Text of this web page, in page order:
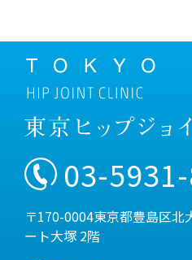
03-
〒170-0004東京都豊島区北
ート大塚 2階